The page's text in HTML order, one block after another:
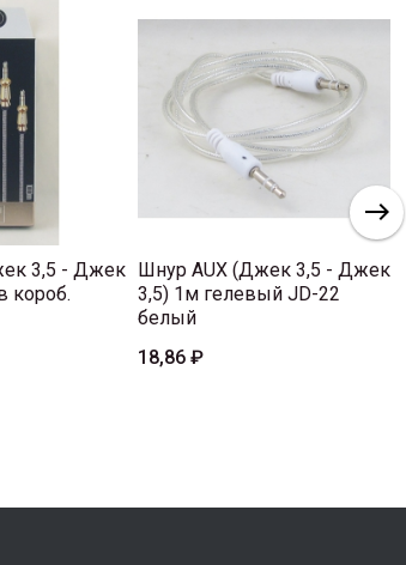
3,5 - Джек
короб.
Шнур AUX (Джек 3,5 - Джек
3,5) 1м гелевый JD-22
белый
18,86 ₽